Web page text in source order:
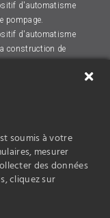
d'automatisme
pompage.
d'automatisme
construction de
de position adaptés
adaptés à vos
thermique adaptés à
de position adaptés
soumis à votre
mesurer
des données
cliquez sur